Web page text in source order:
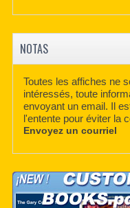
NOTAS
Toutes les affiches ne
intéressés, toute
envoyant un email. Il
l'entente pour éviter la
Envoyez un courriel